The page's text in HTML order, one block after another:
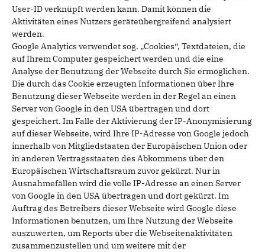
User-ID verknüpft werden kann. Damit können die
Aktivitäten eines Nutzers geräteübergreifend analysiert
werden.
Google Analytics verwendet sog. „Cookies“, Textdateien, die
auf Ihrem Computer gespeichert werden und die eine
Analyse der Benutzung der Webseite durch Sie ermöglichen.
Die durch das Cookie erzeugten Informationen über Ihre
Benutzung dieser Webseite werden in der Regel an einen
Server von Google in den USA übertragen und dort
gespeichert. Im Falle der Aktivierung der IP-Anonymisierung
auf dieser Webseite, wird Ihre IP-Adresse von Google jedoch
innerhalb von Mitgliedstaaten der Europäischen Union oder
in anderen Vertragsstaaten des Abkommens über den
Europäischen Wirtschaftsraum zuvor gekürzt. Nur in
Ausnahmefällen wird die volle IP-Adresse an einen Server
von Google in den USA übertragen und dort gekürzt. Im
Auftrag des Betreibers dieser Webseite wird Google diese
Informationen benutzen, um Ihre Nutzung der Webseite
auszuwerten, um Reports über die Webseitenaktivitäten
zusammenzustellen und um weitere mit der